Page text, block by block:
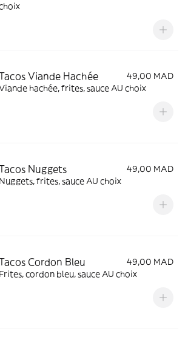
Viande Hachée
49,00 MAD
hachée, frites, sauce AU choix
Nuggets
49,00 MAD
Nuggets, frites, sauce AU choix
Cordon Bleu
49,00 MAD
Frites, cordon bleu, sauce AU choix